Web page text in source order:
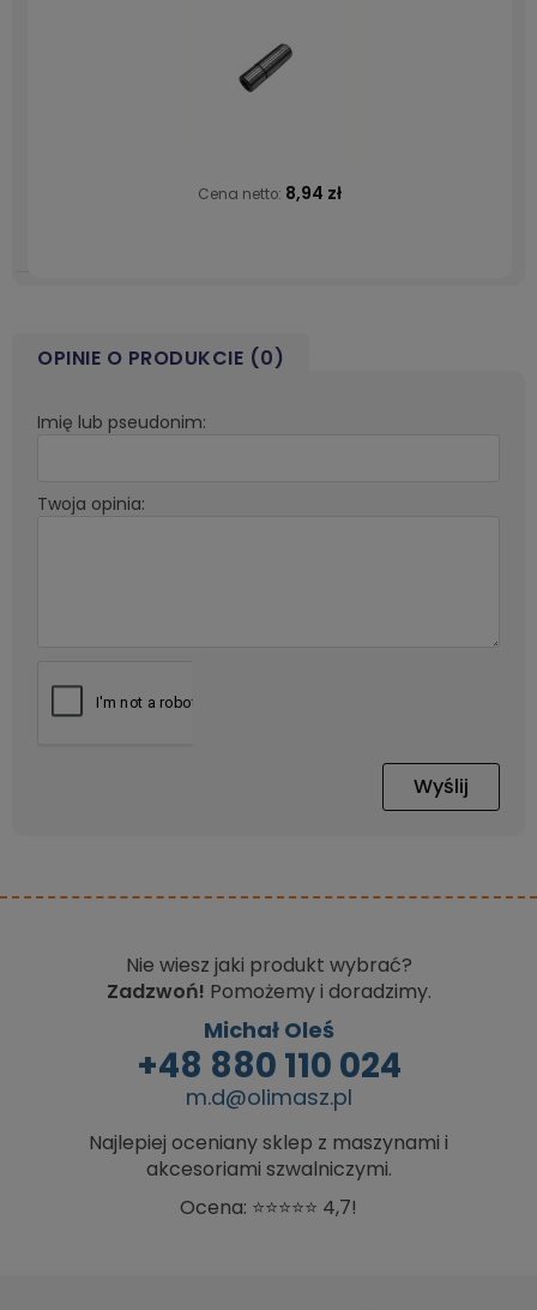
Cena netto: 8,94 zł
OPINIE O PRODUKCIE (0)
Imię lub pseudonim:
Twoja opinia:
Wyślij
Nie wiesz jaki produkt wybrać?
Zadzwoń! Pomożemy i doradzimy.
Michał Oleś
+48 880 110 024
m.d@olimasz.pl
Najlepiej oceniany sklep z maszynami i
akcesoriami szwalniczymi.
Ocena: ⭐⭐⭐⭐⭐ 4,7!